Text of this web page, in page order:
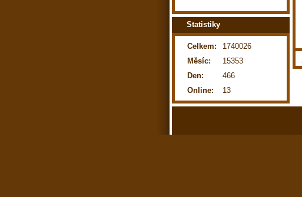
Statistiky
Online: 13
Celkem:
1740026
Měsíc:
15353
Den:
466